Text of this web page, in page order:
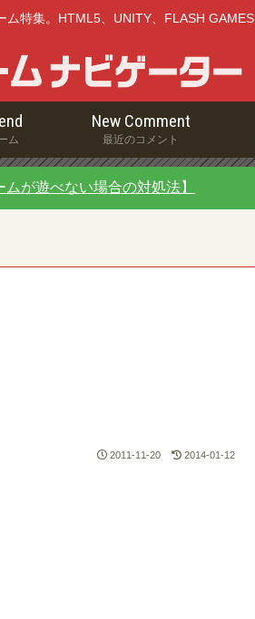
ム特集。HTML5、UNITY、FLASH GAMES
ム
New Comment
最近のコメント
ムが遊べない場合の対処法】
2011-11-20 2014-01-12